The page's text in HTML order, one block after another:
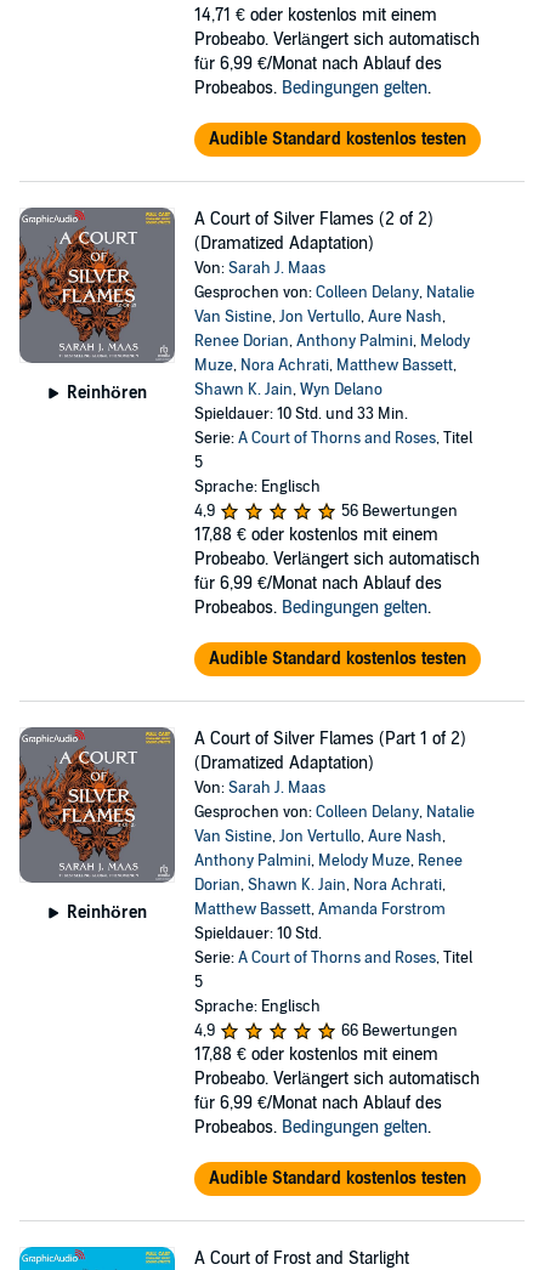
14,71 € oder kostenlos mit einem
Probeabo. Verlängert sich automatisch
für 6,99 €/Monat nach Ablauf des
Probeabos. Bedingungen gelten.
Audible Standard kostenlos testen
Reinhören
A Court of Silver Flames (2 of 2)
(Dramatized Adaptation)
Von:Sarah J. Maas
Gesprochen von:Colleen Delany, Natalie
Van Sistine,Jon Vertullo,Aure Nash,
Renee Dorian,Anthony Palmini, Melody
Muze, Nora Achrati, Matthew Bassett,
Shawn K. Jain,Wyn Delano
Spieldauer: 10 Std. und 33 Min.
Serie:A Court of Thorns and Roses, Titel
5
Sprache: Englisch
4,9
56 Bewertungen
17,88 € oder kostenlos mit einem
Probeabo. Verlängert sich automatisch
für 6,99 €/Monat nach Ablauf des
Probeabos. Bedingungen gelten.
Audible Standard kostenlos testen
Reinhören
A Court of Silver Flames (Part 1 of 2)
(Dramatized Adaptation)
Von:Sarah J. Maas
Gesprochen von:Colleen Delany, Natalie
Van Sistine,Jon Vertullo,Aure Nash,
Anthony Palmini, Melody Muze, Renee
Dorian,Shawn K. Jain, Nora Achrati,
Matthew Bassett,Amanda Forstrom
Spieldauer: 10 Std.
Serie:A Court of Thorns and Roses, Titel
5
Sprache: Englisch
4,9
66 Bewertungen
17,88 € oder kostenlos mit einem
Probeabo. Verlängert sich automatisch
für 6,99 €/Monat nach Ablauf des
Probeabos. Bedingungen gelten.
Audible Standard kostenlos testen
A Court of Frost and Starlight